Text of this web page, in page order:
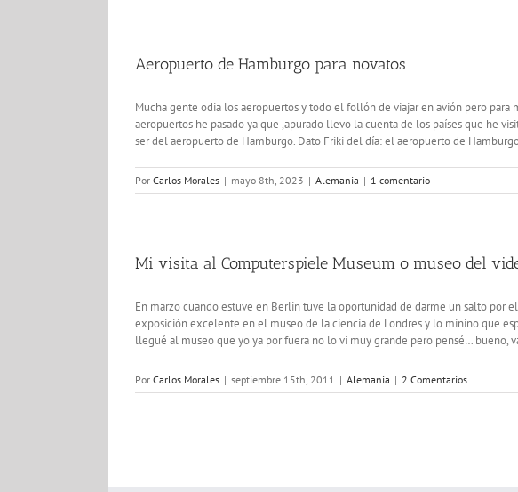
Aeropuerto de Hamburgo para novatos
Mucha gente odia los aeropuertos y todo el follón de viajar en avión pero
aeropuertos he pasado ya que ,apurado llevo la cuenta de los países que he
ser del aeropuerto de Hamburgo. Dato Friki del día: el aeropuerto de
Por Carlos Morales | mayo 8th, 2023 | Alemania | 1 comentario
Mi visita al Computerspiele Museum o museo del
En marzo cuando estuve en Berlin tuve la oportunidad de darme un salto por
exposición excelente en el museo de la ciencia de Londres y lo minino que
llegué al museo que yo ya por fuera no lo vi muy grande pero pensé… bueno,
Por Carlos Morales | septiembre 15th, 2011 | Alemania | 2 Comentarios